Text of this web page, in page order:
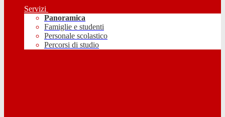
Servizi
Panoramica
Famiglie e studenti
Personale scolastico
Percorsi di studio